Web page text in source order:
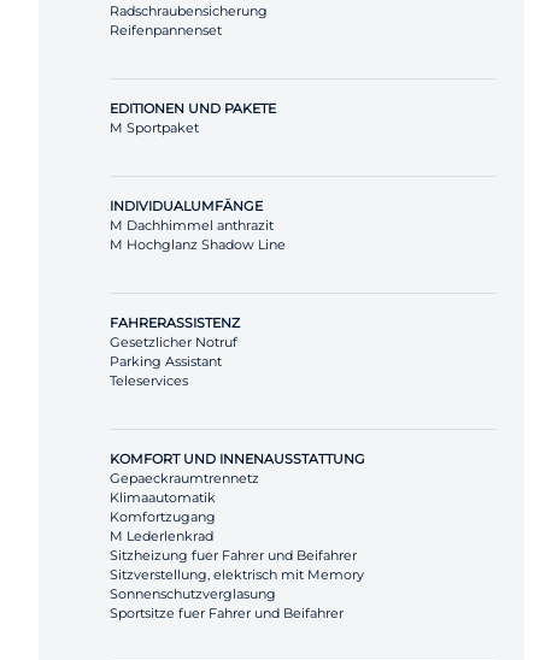
Radschraubensicherung
Reifenpannenset
EDITIONEN UND PAKETE
M Sportpaket
INDIVIDUALUMFÄNGE
M Dachhimmel anthrazit
M Hochglanz Shadow Line
FAHRERASSISTENZ
Gesetzlicher Notruf
Parking Assistant
Teleservices
KOMFORT UND INNENAUSSTATTUNG
Gepaeckraumtrennetz
Klimaautomatik
Komfortzugang
M Lederlenkrad
Sitzheizung fuer Fahrer und Beifahrer
Sitzverstellung, elektrisch mit Memory
Sonnenschutzverglasung
Sportsitze fuer Fahrer und Beifahrer